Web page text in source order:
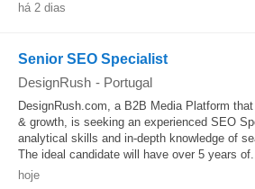
há 2 dias
Senior SEO Specialist
DesignRush - Portugal
DesignRush.com, a B2B Media Platform
& growth, is seeking an experienced SEO
analytical skills and in-depth knowledge of
The ideal candidate will have over 5 years
hoje